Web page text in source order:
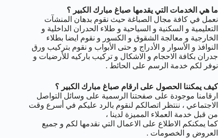
ما هي الخدمات التي يقدمها صباغ مبارك الكبير ؟
نعمل في كافة مجال الصباغة حيث نقوم بدهان المنشآت
التعليمية و السكنية و السياحية و طلاء الحدران الداخلية و
الخارجية و معالجة الشقوق و الكسور و نقوم ايضا بطلاء
النوافذ و الأسوار و الأدراج و حتى الأبواب و نقوم بتركيب ورق
جدران بكافة الاحجام و الاشكال و تركيب باركيه للأرضيات و
نوفر لكم خدمة الرسم على الحائط .
كيف يمكننا الحصول على ارقام صباغ مبارك الكبير ؟
ارقامنا موجودة على صفحتنا الرسمية على وسائل التواصل
الاجتماعي ، ننتظر اتصالكم لنقوم بالرد عليكم في أسرع وقت
من قبل خدمة العملاء المميزة لدينا ،
كما يمكنكم الاطلاع على الاعمال التي نقدمها لكم و جميع
العروض و الخصومات .